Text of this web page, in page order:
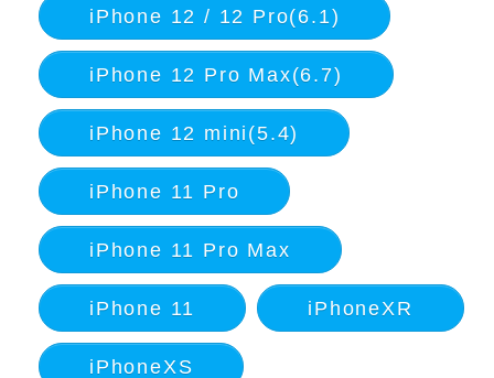
iPhone 12 / 12 Pro(6.1)
iPhone 12 Pro Max(6.7)
iPhone 12 mini(5.4)
iPhone 11 Pro
iPhone 11 Pro Max
iPhone 11 iPhoneXR
iPhoneXS